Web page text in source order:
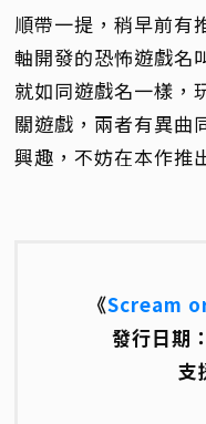
順帶一提，稍早前有
軸開發的恐怖遊戲名
就如同遊戲名一樣，
關遊戲，兩者有異曲
興趣，不妨在本作推
《Scream
發行日期
支